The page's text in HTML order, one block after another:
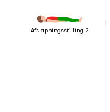
Afslapningsstilling 2